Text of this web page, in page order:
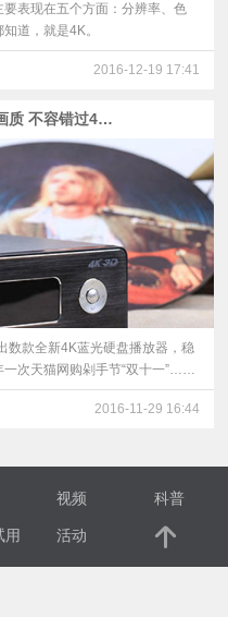
表现在五个方面：分辨率、色
道，就是4K。
2016-12-19 17:41
开博尔K9 Plus 出色演绎4K HDR画质 不容错过4K蓝光机深度评测
数款全新4K蓝光硬盘播放器，稳
一次天猫网购剁手节“双十一”……
2016-11-29 16:44
视频 科普
用 活动